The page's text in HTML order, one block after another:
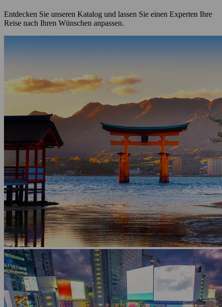
Entdecken Sie unseren Katalog und lassen Sie einen Experten Ihre
Reise nach Ihren Wünschen anpassen.